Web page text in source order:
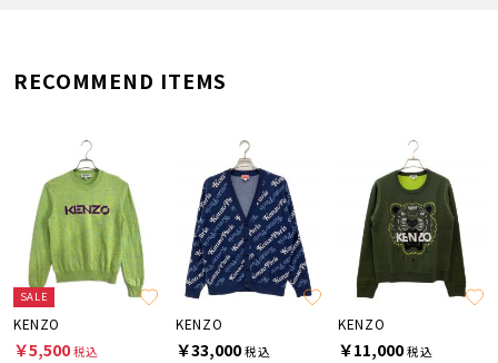
RECOMMEND ITEMS
SALE
KENZO
￥5,500税込
KENZO
￥33,000税込
KENZO
￥11,000税込